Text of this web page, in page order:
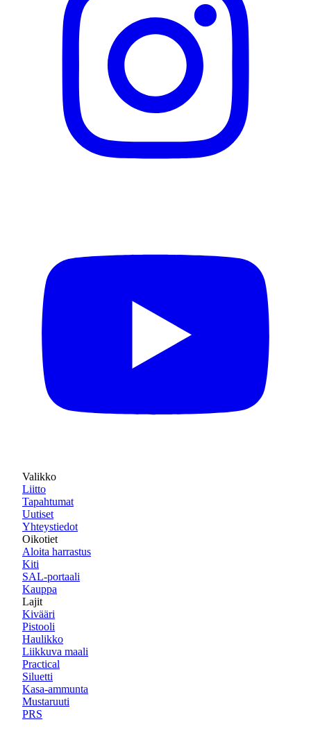
Valikko
Liitto
Tapahtumat
Uutiset
Yhteystiedot
Oikotiet
Aloita harrastus
Kiti
SAL-portaali
Kauppa
Lajit
Kivääri
Pistooli
Haulikko
Liikkuva maali
Practical
Siluetti
Kasa-ammunta
Mustaruuti
PRS